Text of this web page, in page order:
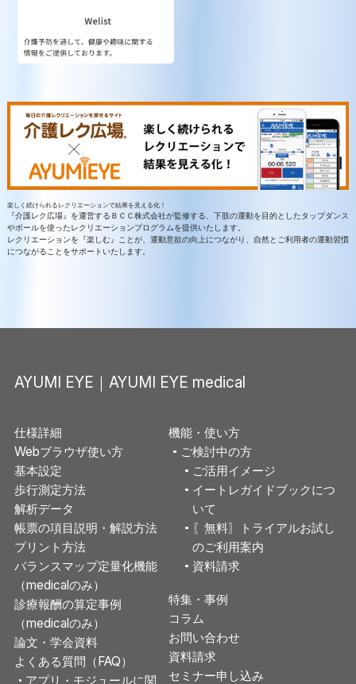
楽しく続けられるレクリエーションで結果を見える化！
『介護レク広場』を運営するＢＣＣ株式会社が監修する、下肢の運動を目的としたタップダンス
やボールを使ったレクリエーションプログラムを提供いたします。
レクリエーションを『楽しむ』ことが、運動意欲の向上につながり、自然とご利用者の運動習慣
につながることをサポートいたします。
AYUMI EYE｜AYUMI EYE medical
仕様詳細
Webブラウザ使い方
基本設定
歩行測定方法
解析データ
帳票の項目説明・解説方法
プリント方法
バランスマップ定量化機能
（medicalのみ）
診療報酬の算定事例
（medicalのみ）
論文・学会資料
よくある質問（FAQ）
アプリ・モジュールに関
機能・使い方
ご検討中の方
ご活用イメージ
イートレガイドブックにつ
いて
〖無料〗トライアルお試し
のご利用案内
資料請求
特集・事例
コラム
お問い合わせ
資料請求
セミナー申し込み